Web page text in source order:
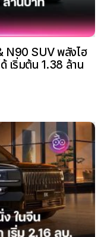
N90 SUV พลังไฮ
เริ่มต้น 1.38 ล้าน